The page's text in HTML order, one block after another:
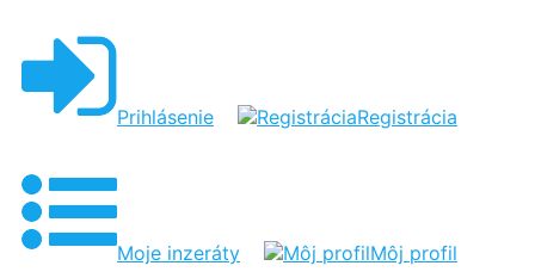
Prihlásenie Registrácia
Moje inzeráty Môj profil